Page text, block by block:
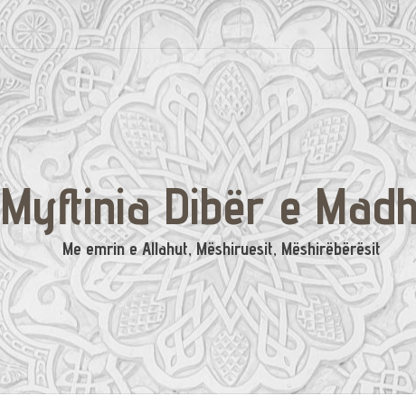
Myftinia Dibër e
Me emrin e Allahut, Mëshiruesit, Mëshirëbërësit